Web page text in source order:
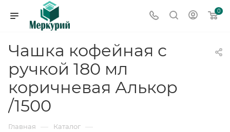
0
Чашка кофейная с
ручкой 180 мл
коричневая Алькор
/1500
Главная — Каталог —